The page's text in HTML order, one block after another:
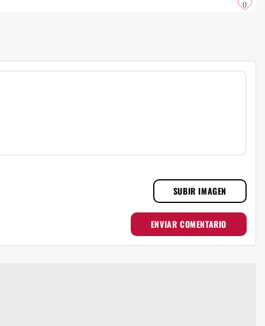
0
SUBIR IMAGEN
ENVIAR COMENTARIO